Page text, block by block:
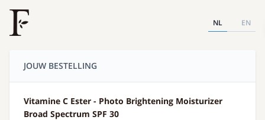
NL EN
JOUW BESTELLING
Vitamine C Ester - Photo Brightening Moisturizer
Broad Spectrum SPF 30